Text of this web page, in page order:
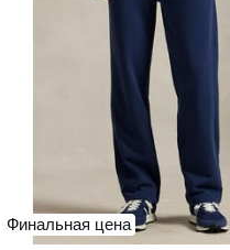
Финальная цена